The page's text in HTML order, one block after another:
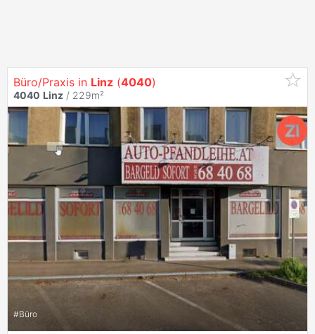
Büro/Praxis in Linz (4040)
4040 Linz / 229m²
#Büro